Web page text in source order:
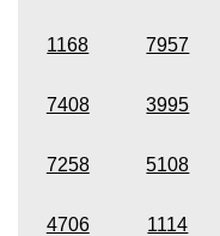
1168 7957
7408 3995
7258 5108
4706 1114